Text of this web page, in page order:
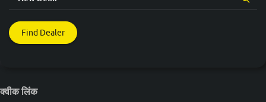
Find Dealer
क्वीक लिंक